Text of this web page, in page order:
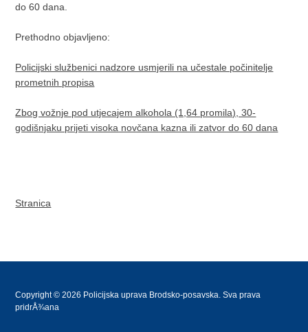
do 60 dana.
Prethodno objavljeno:
Policijski službenici nadzore usmjerili na učestale počinitelje
prometnih propisa
Zbog vožnje pod utjecajem alkohola (1,64 promila), 30-
godišnjaku prijeti visoka novčana kazna ili zatvor do 60 dana
Stranica
Copyright © 2026 Policijska uprava Brodsko-posavska. Sva prava
pridrÅ¾ana